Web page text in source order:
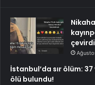
çevirdi
İstanbul’da sır ölüm: 37
ölü bulundu!